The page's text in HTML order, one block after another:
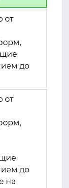
от
до
от
до
на